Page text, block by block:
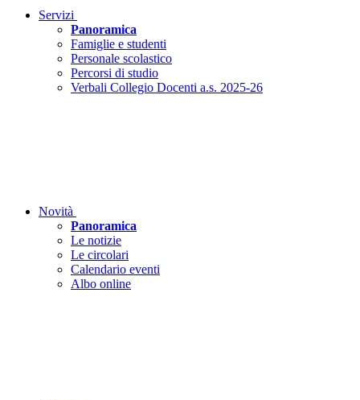
Servizi
Panoramica
Famiglie e studenti
Personale scolastico
Percorsi di studio
Verbali Collegio Docenti a.s. 2025-26
Novità
Panoramica
Le notizie
Le circolari
Calendario eventi
Albo online